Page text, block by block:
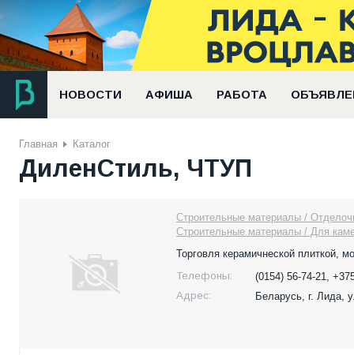
НОВОСТИ АФИША РАБОТА
Главная Каталог
ДиленСтиль, ЧТУП
Строительные материалы /
Строительные материалы / Для
Торговля керамичнеской плиткой,
Телефоны:
(0154) 56-74-21,
Адрес:
Беларусь, г. Лида,